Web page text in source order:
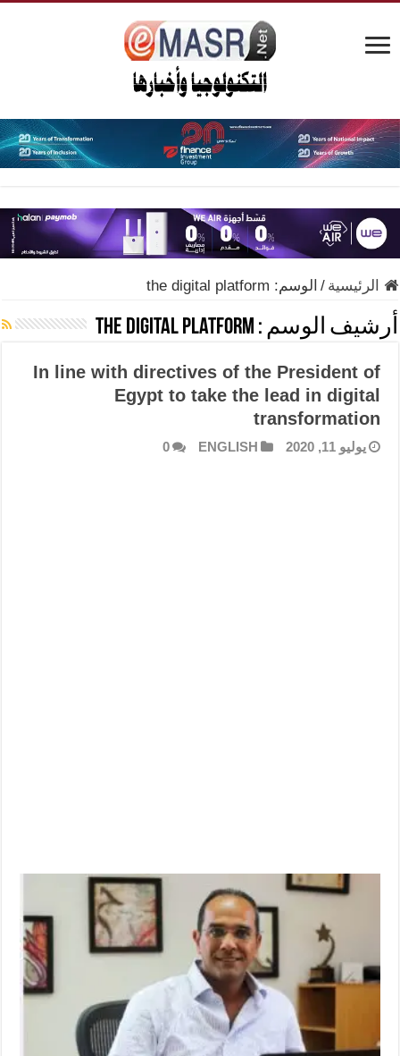
الرئيسية / الوسم: the digital platform
أرشيف الوسم : the digital platform
In line with directives of the President of
Egypt to take the lead in digital
transformation
يوليو 11, 2020 ENGLISH
0